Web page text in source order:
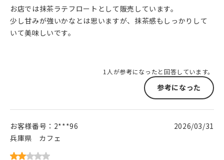
お店では抹茶ラテフロートとして販売しています。
少し甘みが強いかなとは思いますが、抹茶感もしっかりして
いて美味しいです。
1人が参考になったと回答しています。
参考になった
お客様番号： 2***96
兵庫県
カフェ
2026/03/31